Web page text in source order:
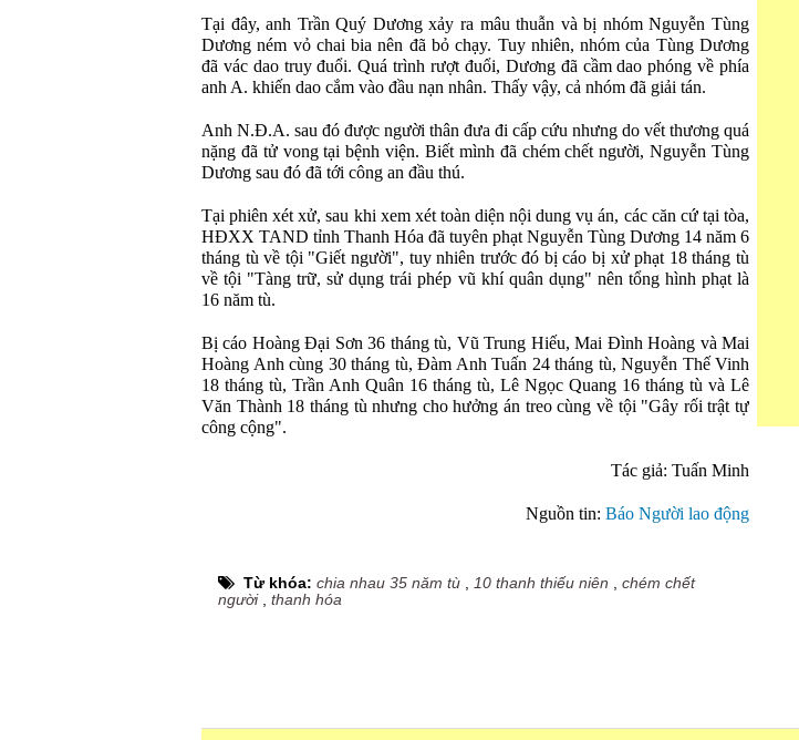
Tại đây, anh Trần Quý Dương xảy ra mâu thuẫn và bị nhóm Nguyễn Tùng
Dương ném vỏ chai bia nên đã bỏ chạy. Tuy nhiên, nhóm của Tùng Dương
đã vác dao truy đuổi. Quá trình rượt đuổi, Dương đã cầm dao phóng về phía
anh A. khiến dao cắm vào đầu nạn nhân. Thấy vậy, cả nhóm đã giải tán.
Anh N.Đ.A. sau đó được người thân đưa đi cấp cứu nhưng do vết thương quá
nặng đã tử vong tại bệnh viện. Biết mình đã chém chết người, Nguyễn Tùng
Dương sau đó đã tới công an đầu thú.
Tại phiên xét xử, sau khi xem xét toàn diện nội dung vụ án, các căn cứ tại tòa,
HĐXX TAND tỉnh Thanh Hóa đã tuyên phạt Nguyễn Tùng Dương 14 năm 6
tháng tù về tội "Giết người", tuy nhiên trước đó bị cáo bị xử phạt 18 tháng tù
về tội "Tàng trữ, sử dụng trái phép vũ khí quân dụng" nên tổng hình phạt là
16 năm tù.
Bị cáo Hoàng Đại Sơn 36 tháng tù, Vũ Trung Hiếu, Mai Đình Hoàng và Mai
Hoàng Anh cùng 30 tháng tù, Đàm Anh Tuấn 24 tháng tù, Nguyễn Thế Vinh
18 tháng tù, Trần Anh Quân 16 tháng tù, Lê Ngọc Quang 16 tháng tù và Lê
Văn Thành 18 tháng tù nhưng cho hưởng án treo cùng về tội "Gây rối trật tự
công cộng".
Tác giả: Tuấn Minh
Nguồn tin: Báo Người lao động
Từ khóa: chia nhau 35 năm tù 10 thanh thiếu niên
chém chết
người, thanh hóa